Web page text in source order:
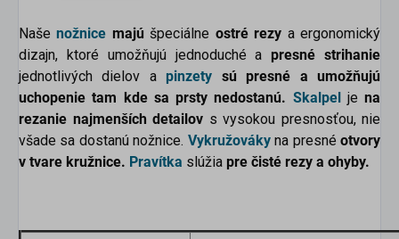
Našenožnice majú špeciálne ostré rezy a ergonomický
dizajn, ktoré umožňujú jednoduché a presné strihanie
jednotlivých dielov a pinzety sú presné a umožňujú
uchopenie tam kde sa prsty nedostanú. Skalpel je na
rezanie najmenších detailov s vysokou presnosťou, nie
všade sa dostanú nožnice. Vykružováky na presnéotvory
v tvare kružnice. Pravítka slúžia pre čisté rezy a ohyby.